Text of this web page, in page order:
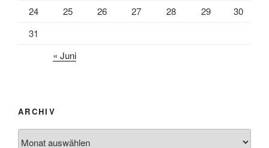
24
25 26 27 28 29
30
31
« Juni
ARCHIV